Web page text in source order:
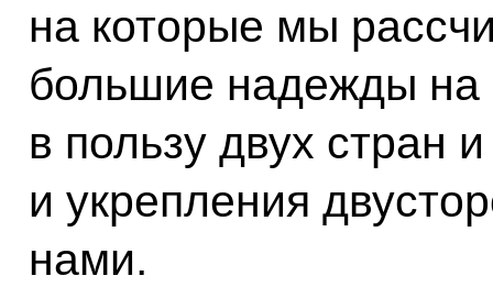
на которые мы
большие надежды на
в пользу двух стран
и укрепления
нами.